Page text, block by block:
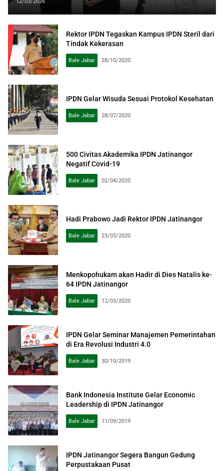
Rektor IPDN Tegaskan Kampus IPDN Steril dari
Tindak Kekerasan
Bale Jabar 28/10/2020
IPDN Gelar Wisuda Sesuai Protokol Kesehatan
Bale Jabar 28/07/2020
500 Civitas Akademika IPDN Jatinangor
Negatif Covid-19
Bale Jabar 02/04/2020
Hadi Prabowo Jadi Rektor IPDN Jatinangor
Bale Jabar 23/03/2020
Menkopohukam akan Hadir di Dies Natalis ke-
64 IPDN Jatinangor
Bale Jabar 12/03/2020
IPDN Gelar Seminar Manajemen Pemerintahan
di Era Revolusi Industri 4.0
Bale Jabar 30/10/2019
Bank Indonesia Institute Gelar Economic
Leadership di IPDN Jatinangor
Bale Jabar 11/09/2019
IPDN Jatinangor Segera Bangun Gedung
Perpustakaan Pusat